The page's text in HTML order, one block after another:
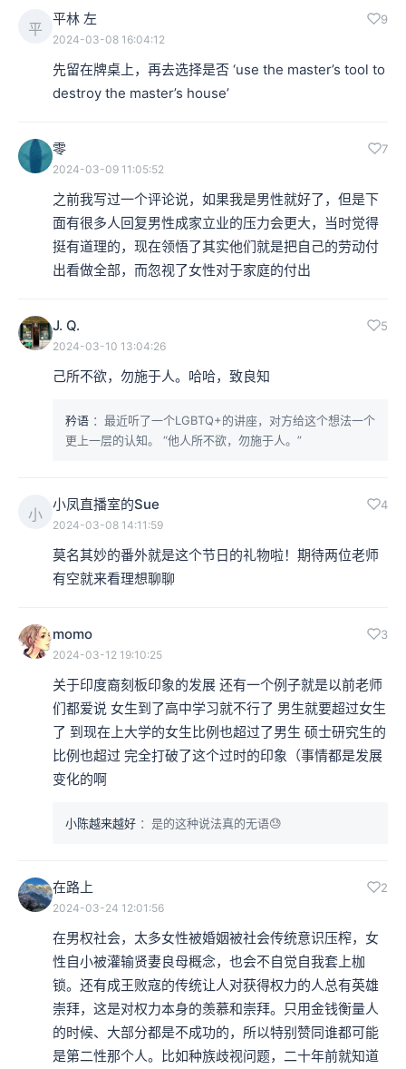
平
平林 左 9
2024-03-08 16:04:12
先留在牌桌上，再去选择是否 ‘use the master’s tool to
destroy the master’s house’
零 7
2024-03-09 11:05:52
之前我写过一个评论说，如果我是男性就好了，但是下
面有很多人回复男性成家立业的压力会更大，当时觉得
挺有道理的，现在领悟了其实他们就是把自己的劳动付
出看做全部，而忽视了女性对于家庭的付出
J. Q. 5
2024-03-10 13:04:26
己所不欲，勿施于人。哈哈，致良知
矜语 ：最近听了一个LGBTQ+的讲座，对方给这个想法一个
更上一层的认知。 “他人所不欲，勿施于人。”
小
小凤直播室的Sue 4
2024-03-08 14:11:59
莫名其妙的番外就是这个节日的礼物啦！期待两位老师
有空就来看理想聊聊
momo 3
2024-03-12 19:10:25
关于印度裔刻板印象的发展 还有一个例子就是以前老师
们都爱说 女生到了高中学习就不行了 男生就要超过女生
了 到现在上大学的女生比例也超过了男生 硕士研究生的
比例也超过 完全打破了这个过时的印象（事情都是发展
变化的啊
小陈越来越好 ：是的这种说法真的无语😓
在路上 2
2024-03-24 12:01:56
在男权社会，太多女性被婚姻被社会传统意识压榨，女
性自小被灌输贤妻良母概念，也会不自觉自我套上枷
锁。还有成王败寇的传统让人对获得权力的人总有英雄
崇拜，这是对权力本身的羡慕和崇拜。只用金钱衡量人
的时候、大部分都是不成功的，所以特别赞同谁都可能
是第二性那个人。比如种族歧视问题，二十年前就知道